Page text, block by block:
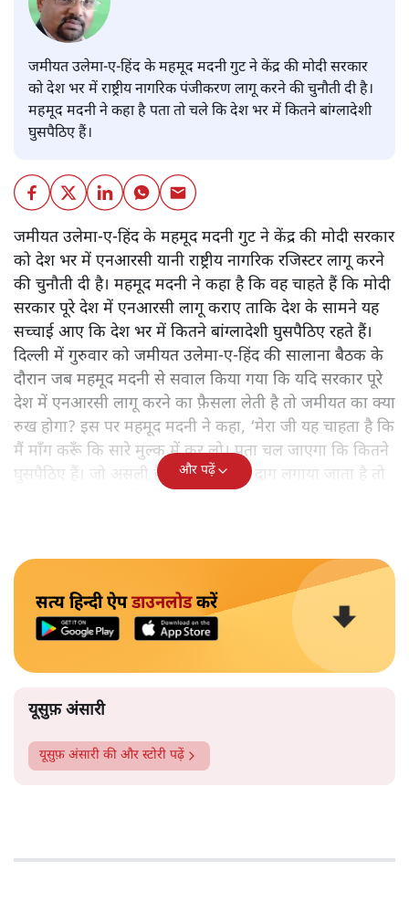
जमीयत उलेमा-ए-हिंद के महमूद मदनी गुट ने केंद्र की मोदी सरकार
को देश भर में राष्ट्रीय नागरिक पंजीकरण लागू करने की चुनौती दी है।
महमूद मदनी ने कहा है पता तो चले कि देश भर में कितने बांग्लादेशी
घुसपैठिए हैं।
जमीयत उलेमा-ए-हिंद के महमूद मदनी गुट ने केंद्र की मोदी सरकार
को देश भर में एनआरसी यानी राष्ट्रीय नागरिक रजिस्टर लागू करने
की चुनौती दी है। महमूद मदनी ने कहा है कि वह चाहते हैं कि मोदी
सरकार पूरे देश में एनआरसी लागू कराए ताकि देश के सामने यह
सच्चाई आए कि देश भर में कितने बांग्लादेशी घुसपैठिए रहते हैं।
दिल्ली में गुरुवार को जमीयत उलेमा-ए-हिंद की सालाना बैठक के
दौरान जब महमूद मदनी से सवाल किया गया कि यदि सरकार पूरे
देश में एनआरसी लागू करने का फ़ैसला लेती है तो जमीयत का क्या
रुख होगा? इस पर महमूद मदनी ने कहा, ‘मेरा जी यह चाहता है कि
मैं माँग करूँ कि सारे मुल्क में कर लो। पता चल जाएगा कि कितने
घुसपैठिए हैं। जो असली हैं उनके ऊपर भी दाग लगाया जाता है तो
और पढ़ें
सत्य हिन्दी ऐपडाउनलोडकरें
यूसुफ़ अंसारी
यूसुफ़ अंसारी की और स्टोरी पढ़ें